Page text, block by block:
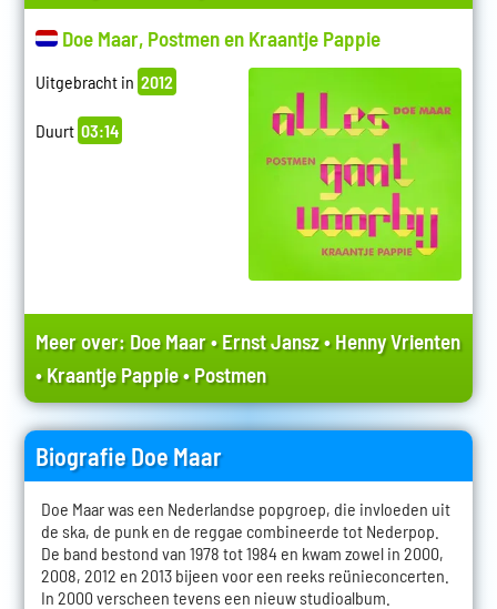
Doe Maar, Postmen en Kraantje Pappie
Uitgebracht in 2012
Duurt 03:14
Meer over: Doe Maar•Ernst Jansz•Henny Vrienten
•Kraantje Pappie•Postmen
Biografie Doe Maar
Doe Maar was een Nederlandse popgroep, die invloeden uit
de ska, de punk en de reggae combineerde tot Nederpop.
De band bestond van 1978 tot 1984 en kwam zowel in 2000,
2008, 2012 en 2013 bijeen voor een reeks reünieconcerten.
In 2000 verscheen tevens een nieuw studioalbum.